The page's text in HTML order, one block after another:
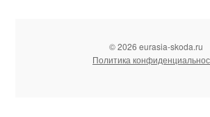
© 2026 eurasia-skoda.ru
Политика